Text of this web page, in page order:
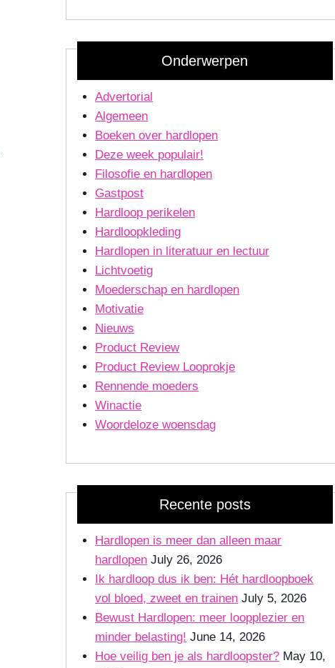
Onderwerpen
Advertorial
Algemeen
Boeken over hardlopen
Deze week populair!
Filosofie en hardlopen
Gastpost
Hardloop perikelen
Hardloopkleding
Hardlopen in literatuur en lectuur
Lichtvoetig
Moederschap en hardlopen
Motivatie
Nieuws
Product Review
Product Review Looprokje
Rennende moeders
Winactie
Woordeloze woensdag
Recente posts
Hardlopen is meer dan alleen maar
hardlopen July 26, 2026
Ik hardloop dus ik ben: Hét hardloopboek
vol bloed, zweet en trainen July 5, 2026
Bewust Hardlopen: meer loopplezier en
minder belasting! June 14, 2026
Hoe veilig ben je als hardloopster? May 10,